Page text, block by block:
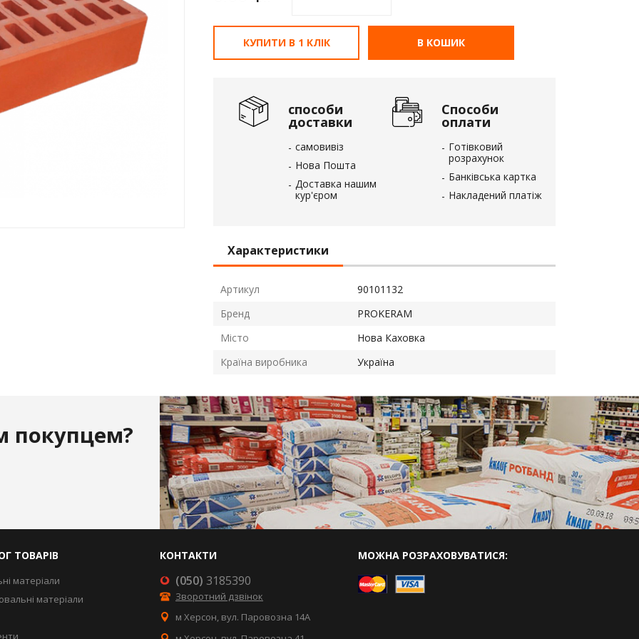
КУПИТИ В 1 КЛІК В КОШИК
способи
доставки
самовивіз
Нова Пошта
Доставка нашим
кур'єром
Способи
оплати
Готівковий
розрахунок
Банківська картка
Накладений платіж
Характеристики
Артикул
90101132
Бренд
PROKERAM
Місто
Нова Каховка
Країна виробника
Україна
покупцем?
ТОВАРІВ
матеріали
матеріали
КОНТАКТИ
(050) 3185390
Зворотний дзвінок
м Херсон, вул. Паровозна 14А
МОЖНА РОЗРАХОВУВАТИСЯ: